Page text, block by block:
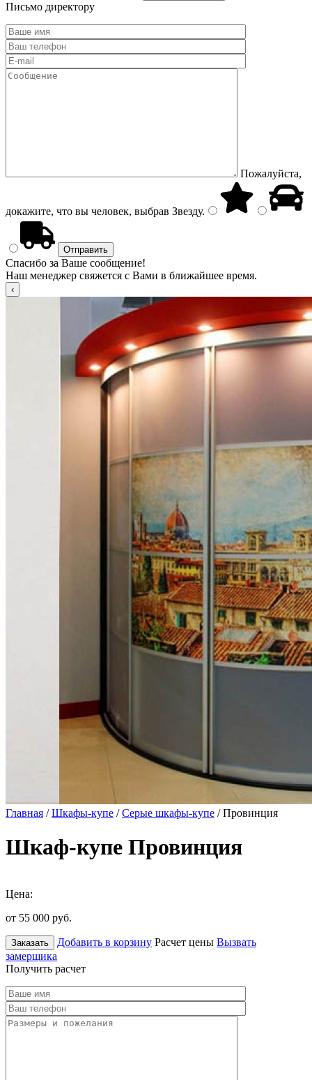
Письмо директору
Пожалуйста,
докажите, что вы человек, выбрав Звезду.
Спасибо за Ваше сообщение!
Наш менеджер свяжется с Вами в ближайшее время.
Главная /Шкафы-купе /Серые шкафы-купе / Провинция
Шкаф-купе Провинция
Цена:
от 55 000 руб.
Заказать Добавить в корзину Расчет цены Вызвать
замерщика
Получить расчет